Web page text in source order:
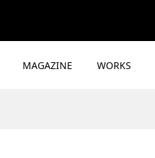
MAGAZINE WORKS